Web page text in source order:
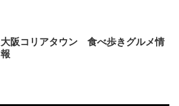
大阪コリアタウン 食べ歩きグルメ情
報